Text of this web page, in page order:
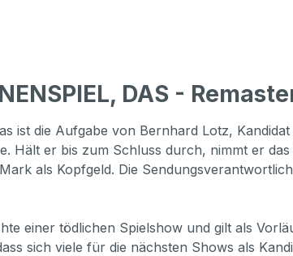
DAS -
ist die Aufgabe von Bernhard Lotz,
Hält er bis zum Schluss durch, nimmt er
als Kopfgeld. Die
einer tödlichen Spielshow und gilt als
sich viele für die nächsten Shows als